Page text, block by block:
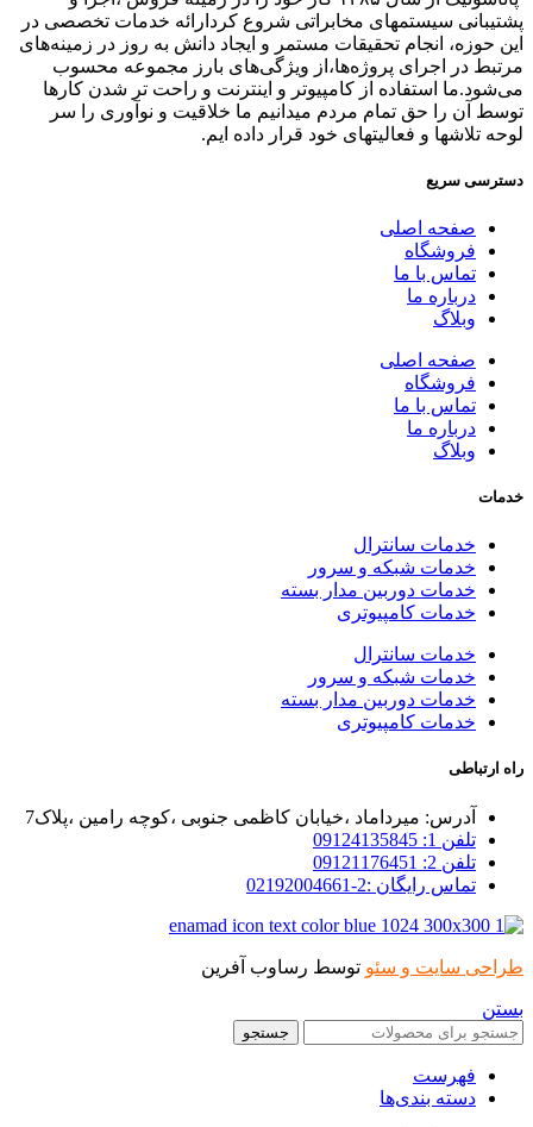
پشتیبانی سیستمهای مخابراتی شروع کردارائه خدمات تخصصی در
این حوزه، انجام تحقیقات مستمر و ایجاد دانش به‌ روز در زمینه‌های
مرتبط در اجرای پروژه‌ها،از ویژگی‌های بارز مجموعه محسوب
می‌شود.ما استفاده از کامپیوتر و اینترنت و راحت تر شدن کارها
توسط آن را حق تمام مردم میدانیم ما خلاقیت و نوآوری را سر
لوحه تلاشها و فعالیتهای خود قرار داده ایم.
دسترسی سریع
صفحه اصلی
فروشگاه
تماس با ما
درباره ما
وبلاگ
صفحه اصلی
فروشگاه
تماس با ما
درباره ما
وبلاگ
خدمات
خدمات سانترال
خدمات شبکه و سرور
خدمات دوربین مدار بسته
خدمات کامپیوتری
خدمات سانترال
خدمات شبکه و سرور
خدمات دوربین مدار بسته
خدمات کامپیوتری
راه ارتباطی
آدرس: میرداماد ،خیابان کاظمی جنوبی ،کوچه رامین ،پلاک7
تلفن 1: 09124135845
تلفن 2: 09121176451
تماس رایگان :2-02192004661
طراحی سایت و سئو توسط رساوب آفرین
بستن
جستجو
فهرست
دسته بندی‌ها